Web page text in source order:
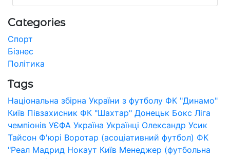
Categories
Спорт
Бізнес
Політика
Tags
Національна збірна України з футболу ФК "Динамо"
Київ Півзахисник ФК "Шахтар" Донецьк Бокс Ліга
чемпіонів УЄФА Україна Українці Олександр Усик
Тайсон Ф'юрі Воротар (асоціативний футбол) ФК
"Реал Мадрид Нокаут Київ Менеджер (футбольна